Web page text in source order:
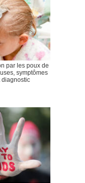
par les poux de
symptômes
diagnostic